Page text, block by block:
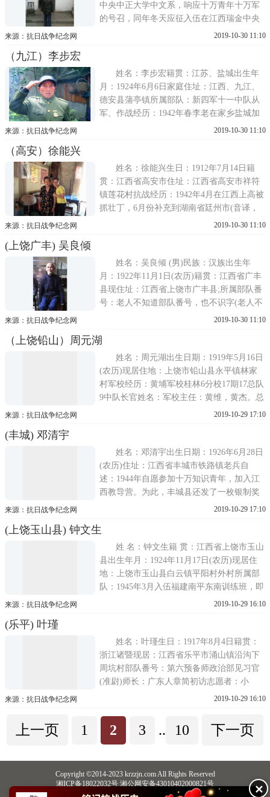
中央中正大学中文系，响应十万青年十万军
的号召，同年冬天应征入伍在江西瑞金中央
军校第三分校(也称西岗军校)1945年抗战胜
师101团3营8连当了20天的排长，当时的军长
叫杨文泉
来源：抗日战争纪念网 2019-10-30 11:10
（九江）李步宏
姓名：李步宏籍贯：江苏、盐城出生年
月：1924年6月6日家庭住址：江西、九江、
德安县蒲亭镇所属部队：新四军十一中队从
军、作战经历：1942年春李老在家乡盐城加
入了陈毅所属新四军十一中队任军区警卫，
加过什么大的战役，基本上是打游击。在江
苏盐
来源：抗日战争纪念网 2019-10-30 11:10
（高安）徐能兴
姓名：徐能兴生日：1912年7月14日籍
贯：江西省高安市住址：江西省高安市祥符
镇莲花村抗战经历：1942年4月在江西上高被
抓壮丁，6月份补充到湖南省廷州市(音译，
在网上查不到同音的市，估计是郴州市)，不
与部队分散，在赣州市又被抓壮丁，加入25
来源：抗日战争纪念网 2019-10-30 11:10
(上饶广丰) 吴良倾
姓名：吴良倾 (男)民族：汉族出生年
月：1922年11月1日(农历)籍贯：江西省广丰
县现住址：江西省上饶市广丰县;所属部队番
号：老人不知道部队番号，也不识字(老人不
识字，但自己的名字写的很漂亮);老人家庭情
况：心脏不好，有肩周炎，风湿，常年贴膏
药;老人经济状况：每月有政府
来源：抗日战争纪念网 2019-10-30 11:10
（上饶铅山）周元湖
姓名：周元湖出生日期：1919年5月16日
(农历)现居住地：上饶市铅山县永平镇林家
村军校经历：黄埔军校桂林6分校17期17总队
9中队长官姓名：军校主任：黄维，黄杰。总
队长：廖坑(音)，中队长：项寿福原属部队
年入军校学习训练，在学校训练期间
来源：抗日战争纪念网 2019-10-29 17:10
(丰城) 邓清宇
姓名：邓清宇出生日期：1926年6月28日
(农历)住址：江西省丰城市铁路镇老兵自
述：1944年自愿参加十万知识青年，加入江
西教导营。为此，丰城县还发了一枚银制奖
章送给爷爷，其中有四个字为民先锋。在泰
以后当军官，途经广西桂林时被日本兵包
围，被抓去当俘虏帮日军修飞机场，听说要
将青年军送去
来源：抗日战争纪念网 2019-10-29 17:10
(上饶玉山县) 钟文生
姓 名：钟文生籍 贯：江西省上饶市玉山
县出生年月：1924年11月17日(农历)现居住
地：上饶市玉山县白云镇平阳村外村所属部
队：1945年3月入伍福建南平东南训练班，即
中美合作所受训;班副主任：林超(中将)，合
学读书时报名入伍青年军后，未去
来源：抗日战争纪念网 2019-10-29 16:10
(乐平) 叶瑾
姓名：叶瑾生日：1917年8月4日籍贯：
浙江诸暨现居：江西省乐平市涌山镇沿沟下
周坑村部队番号：第六预备师政治部见习官
(准尉)师长：广东人章简初访志愿者：小
朱、雪儿Sherry抗战经历：中学毕业后，
期政治科，学校地址在江西星子县，因南京
沦陷，日本人打算进攻南昌，学校搬到湖
来源：抗日战争纪念网 2019-10-29 16:10
上一页 1 2 3 .. 10 下一页
Copyright ©2014-2023 krzzjn.com All Rights Reserved
湘ICP备18022032号 湘公网安备43010402000821号
中央网信办违法和不良信息举报中心
长沙市互联网违法和不良信息举报中心✕